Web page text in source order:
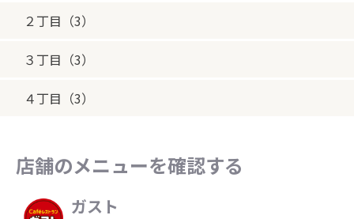
２丁目（3）
３丁目（3）
４丁目（3）
店舗のメニューを確認する
ガスト